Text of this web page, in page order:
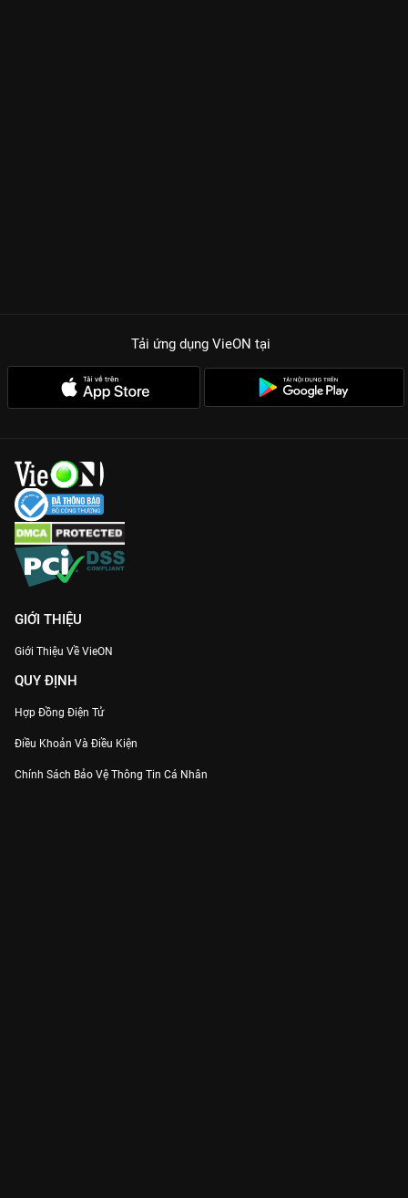
Tải ứng dụng VieON tại
GIỚI THIỆU
Giới Thiệu Về VieON
QUY ĐỊNH
Hợp Đồng Điện Tử
Điều Khoản Và Điều Kiện
Chính Sách Bảo Vệ Thông Tin Cá Nhân